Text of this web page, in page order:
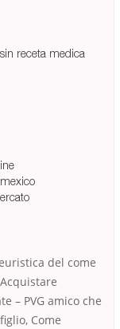
receta medica
del come
– PVG amico che
Come